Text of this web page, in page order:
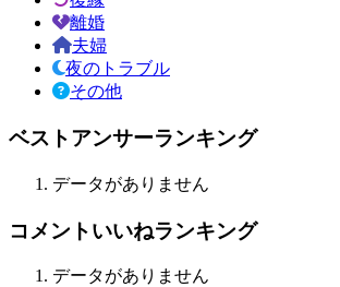
離婚
夫婦
夜のトラブル
その他
ベストアンサーランキング
データがありません
コメントいいねランキング
データがありません